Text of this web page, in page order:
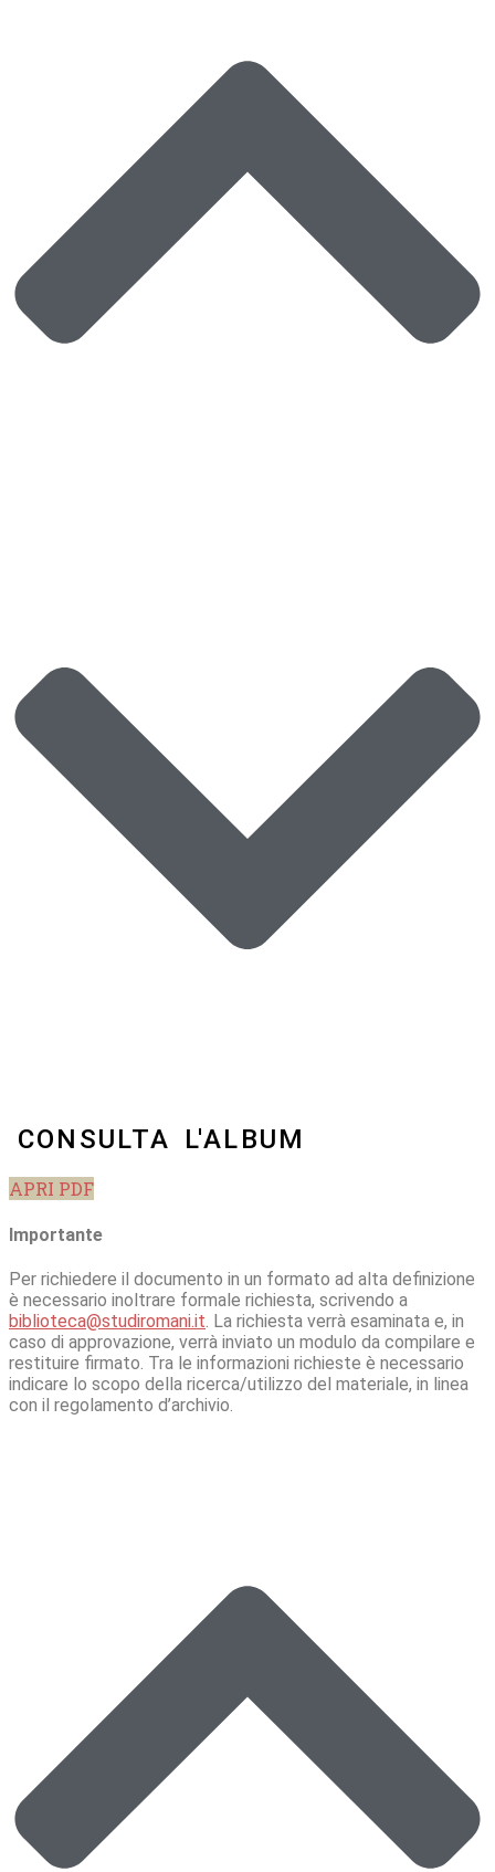
CONSULTA L'ALBUM
APRI PDF
Importante
Per richiedere il documento in un formato ad alta definizione
è necessario inoltrare formale richiesta, scrivendo a
biblioteca@studiromani.it. La richiesta verrà esaminata e, in
caso di approvazione, verrà inviato un modulo da compilare e
restituire firmato. Tra le informazioni richieste è necessario
indicare lo scopo della ricerca/utilizzo del materiale, in linea
con il regolamento d’archivio.